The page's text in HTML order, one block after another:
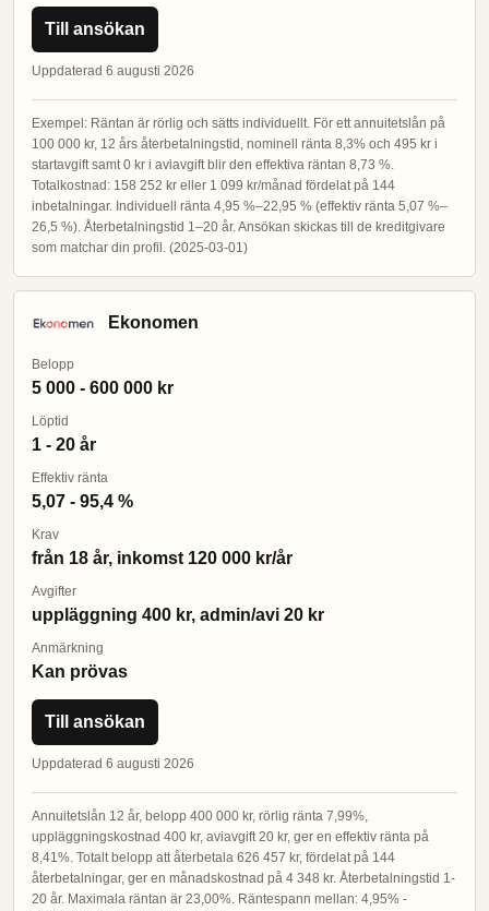
Till ansökan
Uppdaterad 6 augusti 2026
Exempel: Räntan är rörlig och sätts individuellt. För ett annuitetslån på
100 000 kr, 12 års återbetalningstid, nominell ränta 8,3% och 495 kr i
startavgift samt 0 kr i aviavgift blir den effektiva räntan 8,73 %.
Totalkostnad: 158 252 kr eller 1 099 kr/månad fördelat på 144
inbetalningar. Individuell ränta 4,95 %–22,95 % (effektiv ränta 5,07 %–
26,5 %). Återbetalningstid 1–20 år. Ansökan skickas till de kreditgivare
som matchar din profil. (2025-03-01)
Ekonomen
Belopp
5 000 - 600 000 kr
Löptid
1 - 20 år
Effektiv ränta
5,07 - 95,4 %
Krav
från 18 år, inkomst 120 000 kr/år
Avgifter
uppläggning 400 kr, admin/avi 20 kr
Anmärkning
Kan prövas
Till ansökan
Uppdaterad 6 augusti 2026
Annuitetslån 12 år, belopp 400 000 kr, rörlig ränta 7,99%,
uppläggningskostnad 400 kr, aviavgift 20 kr, ger en effektiv ränta på
8,41%. Totalt belopp att återbetala 626 457 kr, fördelat på 144
återbetalningar, ger en månadskostnad på 4 348 kr. Återbetalningstid 1-
20 år. Maximala räntan är 23,00%. Räntespann mellan: 4,95% -